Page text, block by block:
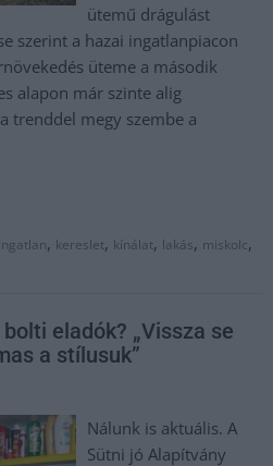
ütemű drágulást
szerint a hazai ingatlanpiacon
üteme a második
alapon már szinte alig
trenddel megy szembe a
ingatlan, kereslet, kínálat, lakás, miskolc,
eladók? „Vissza se
a stílusuk”
Nálunk is aktuális. A
Sütni jó Alapítvány